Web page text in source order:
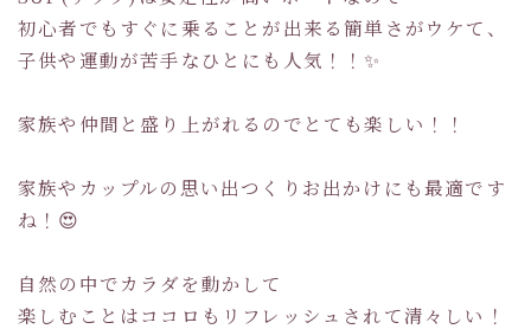
初心者でもすぐに乗ることが出来る簡単さがウケて、
子供や運動が苦手なひとにも人気！！✨
家族や仲間と盛り上がれるのでとても楽しい！！
家族やカップルの思い出つくりお出かけにも最適です
ね！😍
自然の中でカラダを動かして
楽しむことはココロもリフレッシュされて清々しい！